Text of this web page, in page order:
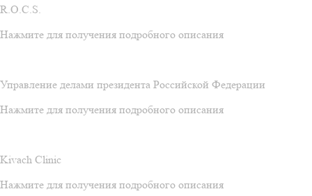
R.O.C.S.
Нажмите для получения подробного описания
Управление делами президента Российской Федерации
Нажмите для получения подробного описания
Kivach Clinic
Нажмите для получения подробного описания